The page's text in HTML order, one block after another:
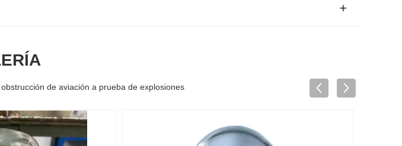
de aviación a prueba de explosiones